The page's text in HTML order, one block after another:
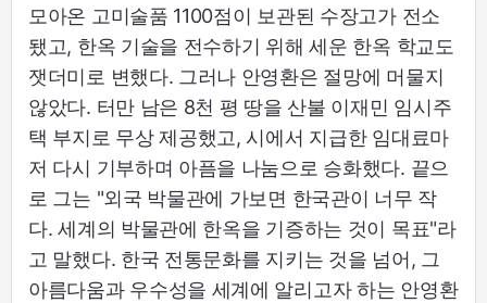
모아온 고미술품 1100점이 보관된 수장고가 전소
됐고, 한옥 기술을 전수하기 위해 세운 한옥 학교도
잿더미로 변했다. 그러나 안영환은 절망에 머물지
않았다. 터만 남은 8천 평 땅을 산불 이재민 임시주
택 부지로 무상 제공했고, 시에서 지급한 임대료마
저 다시 기부하며 아픔을 나눔으로 승화했다. 끝으
로 그는 "외국 박물관에 가보면 한국관이 너무 작
다. 세계의 박물관에 한옥을 기증하는 것이 목표"라
고 말했다. 한국 전통문화를 지키는 것을 넘어, 그
아름다움과 우수성을 세계에 알리고자 하는 안영환